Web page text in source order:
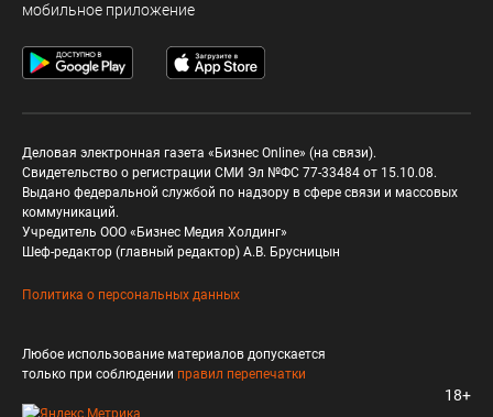
мобильное приложение
Деловая электронная газета «Бизнес Online» (на связи).
Свидетельство о регистрации СМИ Эл №ФС 77-33484 от 15.10.08.
Выдано федеральной службой по надзору в сфере связи и массовых
коммуникаций.
Учредитель ООО «Бизнес Медия Холдинг»
Шеф-редактор (главный редактор) А.В. Брусницын
Политика о персональных данных
Любое использование материалов допускается
только при соблюдении правил перепечатки
18+